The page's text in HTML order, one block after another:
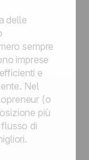
delle
sempre
imprese
e
Nel
(o
più
di